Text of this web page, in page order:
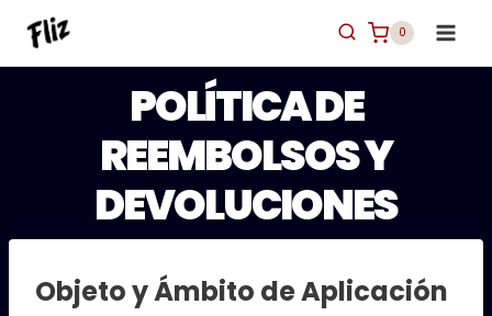
Saltar
0
POLÍTICA DE
REEMBOLSOS Y
DEVOLUCIONES
Objeto y Ámbito de Aplicación